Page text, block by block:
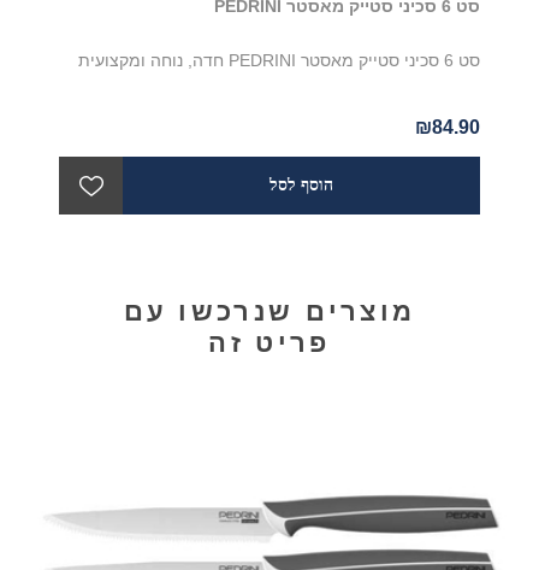
סט 6 סכיני סטייק מאסטר PEDRINI
סט 6 סכיני סטייק מאסטר PEDRINI חדה, נוחה ומקצועית
₪84.90
מוצרים שנרכשו עם
פריט זה